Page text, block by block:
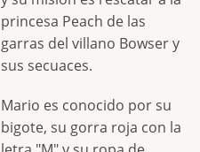
princesa Peach de las
garras del villano Bowser y
sus secuaces.
Mario es conocido por su
bigote, su gorra roja con la